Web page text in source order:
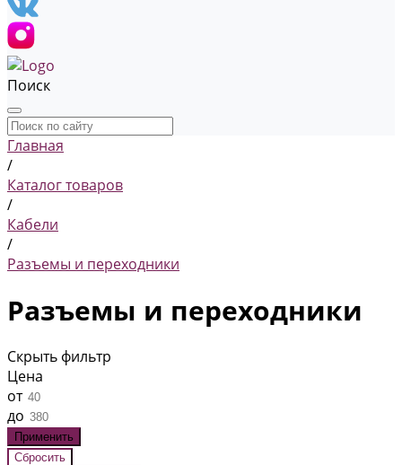
Поиск
Главная
/
Каталог товаров
/
Кабели
/
Разъемы и переходники
Разъемы и переходники
Скрыть фильтр
Цена
от
до